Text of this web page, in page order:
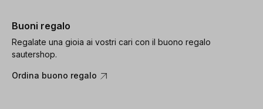
Buoni regalo
Regalate una gioia ai vostri cari con il buono regalo
sautershop.
Ordina buono regalo